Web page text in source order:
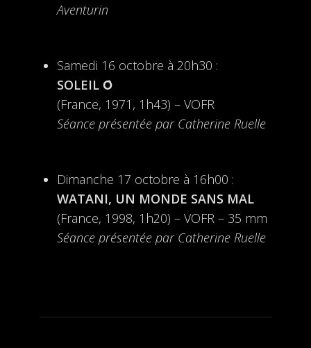
Aventurin
Samedi 16 octobre à 20h30 :
SOLEIL Ȏ
(France, 1971, 1h43) – VOFR
Séance présentée par Catherine Ruelle
Dimanche 17 octobre à 16h00 :
WATANI, UN MONDE SANS MAL
(France, 1998, 1h20) – VOFR – 35 mm
Séance présentée par Catherine Ruelle